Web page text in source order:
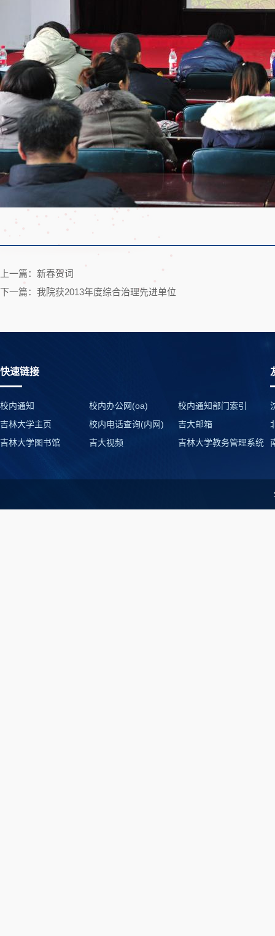
上一篇：新春贺词
下一篇：我院获2013年度综合治理先进单位
快速链接
校内通知 校内办公网(oa)
校内通知部门索引
吉林大学主页
校内电话查询(内网)
吉大邮箱
吉林大学图书馆
吉大视频 吉林大学教务管理系统